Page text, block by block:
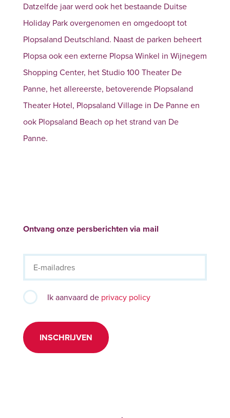
Datzelfde jaar werd ook het bestaande Duitse
Holiday Park overgenomen en omgedoopt tot
Plopsaland Deutschland. Naast de parken beheert
Plopsa ook een externe Plopsa Winkel in Wijnegem
Shopping Center, het Studio 100 Theater De
Panne, het allereerste, betoverende Plopsaland
Theater Hotel, Plopsaland Village in De Panne en
ook Plopsaland Beach op het strand van De
Panne.
Ontvang onze persberichten via mail
Ik aanvaard de privacy policy
INSCHRIJVEN